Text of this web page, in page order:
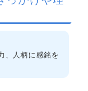
、人柄に感銘を